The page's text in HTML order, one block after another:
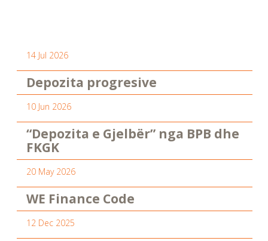
14 Jul 2026
Depozita progresive
10 Jun 2026
“Depozita e Gjelbër” nga BPB dhe
FKGK
20 May 2026
WE Finance Code
12 Dec 2025